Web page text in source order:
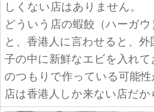
しくない店はありません。
どういう店の蝦餃（ハーガ
と、香港人に言わせると、
子の中に新鮮なエビを入れ
のつもりで作っている可能
店は香港人しか来ない店だか